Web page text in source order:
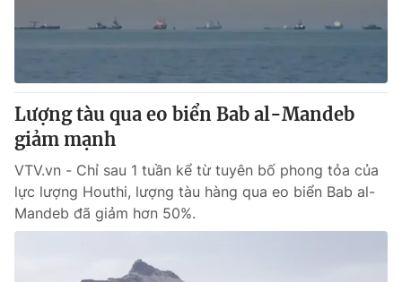
Thế giới đó đây
Tài chính
Thị trường
Góc doanh nghiệp
Truyền hình
Phim VTV
Hậu trường
Nhân vật
Giải trí
Điện ảnh
Đời sống
Lượng tàu qua eo biển Bab al-Mandeb
giảm mạnh
VTV.vn - Chỉ sau 1 tuần kể từ tuyên bố phong tỏa của
lực lượng Houthi, lượng tàu hàng qua eo biển Bab al-
Mandeb đã giảm hơn 50%.